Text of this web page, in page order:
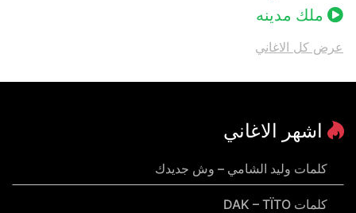
ملك مدينه
عرض كل الاغاني
اشهر الاغاني
كلمات وليد الشامي – وش جديدك
كلمات DAK – TÏTO